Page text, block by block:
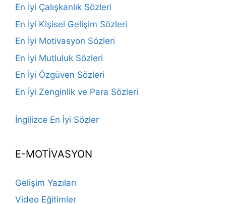
En İyi Çalışkanlık Sözleri
En İyi Kişisel Gelişim Sözleri
En İyi Motivasyon Sözleri
En İyi Mutluluk Sözleri
En İyi Özgüven Sözleri
En İyi Zenginlik ve Para Sözleri
İngilizce En İyi Sözler
E-MOTİVASYON
Gelişim Yazıları
Video Eğitimler